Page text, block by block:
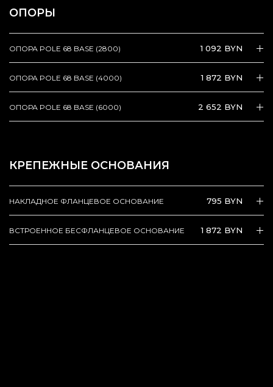
ОПОРЫ
ОПОРА POLE 68 BASE (2800) 1 092 BYN
ОПОРА POLE 68 BASE (4000) 1 872 BYN
ОПОРА POLE 68 BASE (6000) 2 652 BYN
КРЕПЕЖНЫЕ ОСНОВАНИЯ
НАКЛАДНОЕ ФЛАНЦЕВОЕ ОСНОВАНИЕ 795 BYN
ВСТРОЕННОЕ БЕСФЛАНЦЕВОЕ ОСНОВАНИЕ 1 872 BYN